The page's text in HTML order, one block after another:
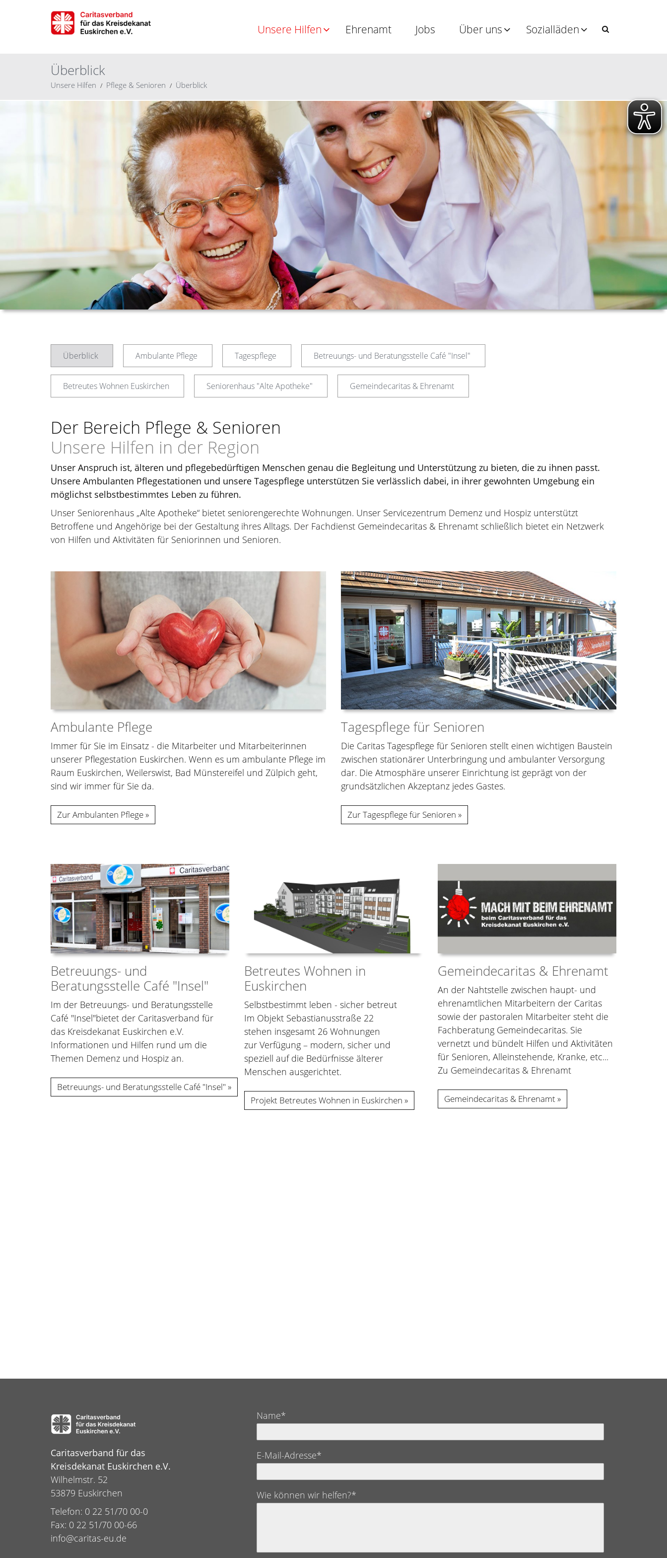
Unsere Hilfen Ehrenamt Jobs Über uns Sozialläden
Überblick
Unsere Hilfen Pflege & Senioren Überblick
Überblick Ambulante Pflege Tagespflege Betreuungs- und Beratungsstelle Café "Insel"
Betreutes Wohnen Euskirchen Seniorenhaus "Alte Apotheke" Gemeindecaritas & Ehrenamt
Der Bereich Pflege & Senioren
Unsere Hilfen in der Region
Unser Anspruch ist, älteren und pflegebedürftigen Menschen genau die Begleitung und Unterstützung zu bieten, die zu ihnen passt.
Unsere Ambulanten Pflegestationen und unsere Tagespflege unterstützen Sie verlässlich dabei, in ihrer gewohnten Umgebung ein
möglichst selbstbestimmtes Leben zu führen.
Unser Seniorenhaus „Alte Apotheke“ bietet seniorengerechte Wohnungen. Unser Servicezentrum Demenz und Hospiz unterstützt
Betroffene und Angehörige bei der Gestaltung ihres Alltags. Der Fachdienst Gemeindecaritas & Ehrenamt schließlich bietet ein Netzwerk
von Hilfen und Aktivitäten für Seniorinnen und Senioren.
Ambulante Pflege
Immer für Sie im Einsatz - die Mitarbeiter und Mitarbeiterinnen
unserer Pflegestation Euskirchen. Wenn es um ambulante Pflege im
Raum Euskirchen, Weilerswist, Bad Münstereifel und Zülpich geht,
sind wir immer für Sie da.
Zur Ambulanten Pflege
Tagespflege für Senioren
Die Caritas Tagespflege für Senioren stellt einen wichtigen Baustein
zwischen stationärer Unterbringung und ambulanter Versorgung
dar. Die Atmosphäre unserer Einrichtung ist geprägt von der
grundsätzlichen Akzeptanz jedes Gastes.
Zur Tagespflege für Senioren
Betreuungs- und
Beratungsstelle Café "Insel"
Im der Betreuungs- und Beratungsstelle
Café "Insel"bietet der Caritasverband für
das Kreisdekanat Euskirchen e.V.
Informationen und Hilfen rund um die
Themen Demenz und Hospiz an.
Betreuungs- und Beratungsstelle Café "Insel"
Betreutes Wohnen in
Euskirchen
Selbstbestimmt leben - sicher betreut
Im Objekt Sebastianusstraße 22
stehen insgesamt 26 Wohnungen
zur Verfügung – modern, sicher und
speziell auf die Bedürfnisse älterer
Menschen ausgerichtet.
Projekt Betreutes Wohnen in Euskirchen
Gemeindecaritas & Ehrenamt
An der Nahtstelle zwischen haupt- und
ehrenamtlichen Mitarbeitern der Caritas
sowie der pastoralen Mitarbeiter steht die
Fachberatung Gemeindecaritas. Sie
vernetzt und bündelt Hilfen und Aktivitäten
für Senioren, Alleinstehende, Kranke, etc...
Zu Gemeindecaritas & Ehrenamt
Gemeindecaritas & Ehrenamt
Caritasverband für das
Kreisdekanat Euskirchen e.V.
Wilhelmstr. 52
53879 Euskirchen
Telefon: 0 22 51/70 00-0
Fax: 0 22 51/70 00-66
info@caritas-eu.de
Name*
E-Mail-Adresse*
Wie können wir helfen?*